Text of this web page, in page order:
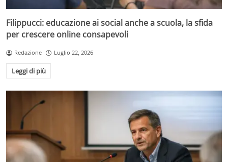
Filippucci: educazione ai social anche a scuola, la sfida
per crescere online consapevoli
Redazione Luglio 22, 2026
Leggi di più